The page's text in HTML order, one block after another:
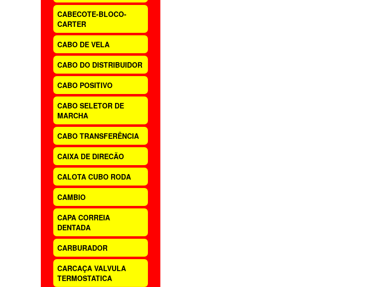
CABECOTE-BLOCO-
CARTER
CABO DE VELA
CABO DO DISTRIBUIDOR
CABO POSITIVO
CABO SELETOR DE
MARCHA
CABO TRANSFERÊNCIA
CAIXA DE DIRECÃO
CALOTA CUBO RODA
CAMBIO
CAPA CORREIA
DENTADA
CARBURADOR
CARCAÇA VALVULA
TERMOSTATICA